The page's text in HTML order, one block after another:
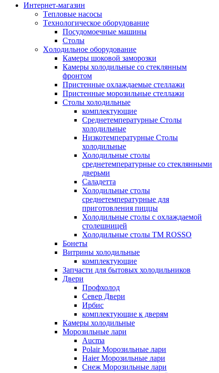
Интернет-магазин
Tепловые насосы
Tехнологическое оборудование
Посудомоечные машины
Столы
Xолодильное оборудование
Камеры шоковой заморозки
Камеры холодильные со стеклянным
фронтом
Пристенные охлаждаемые стеллажи
Пристенные морозильные стеллажи
Столы холодильные
комплектующие
Среднетемпературные Столы
холодильные
Низкотемпературные Столы
холодильные
Холодильные столы
среднетемпературные со стеклянными
дверьми
Саладетта
Холодильные столы
среднетемпературные для
приготовления пиццы
Холодильные столы с охлаждаемой
столешницей
Холодильные столы ТМ ROSSO
Бонеты
Витрины холодильные
комплектующие
Запчасти для бытовых холодильников
Двери
Профхолод
Север Двери
Ирбис
комплектующие к дверям
Камеры холодильные
Морозильные лари
Aucma
Polair Морозильные лари
Haier Морозильные лари
Снеж Морозильные лари